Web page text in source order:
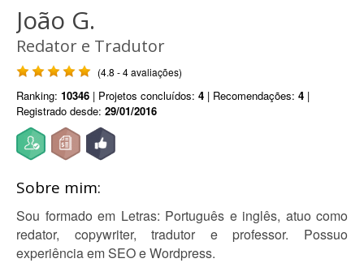
João G.
Redator e Tradutor
(4.8 - 4 avaliações)
Ranking: 10346 | Projetos concluídos: 4 | Recomendações: 4 |
Registrado desde: 29/01/2016
Sobre mim:
Sou formado em Letras: Português e inglês, atuo como
redator, copywriter, tradutor e professor. Possuo
experiência em SEO e Wordpress.